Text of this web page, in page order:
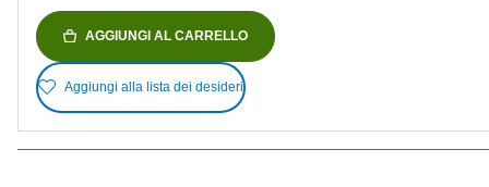
AGGIUNGI AL CARRELLO
Aggiungi alla lista dei desideri